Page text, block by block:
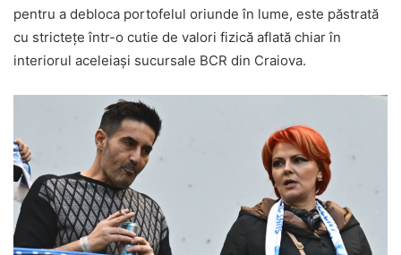
pentru a debloca portofelul oriunde în lume, este păstrată
cu strictețe într-o cutie de valori fizică aflată chiar în
interiorul aceleiași sucursale BCR din Craiova.